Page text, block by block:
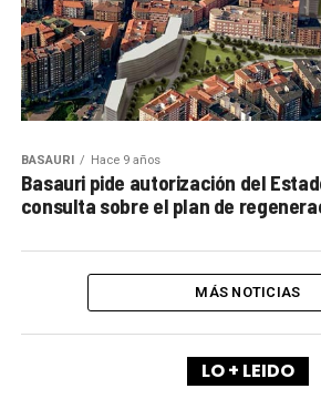
BASAURI Hace 9 años
Basauri pide autorización del
consulta sobre el plan de
MÁS NOTICIAS
LO + LEIDO